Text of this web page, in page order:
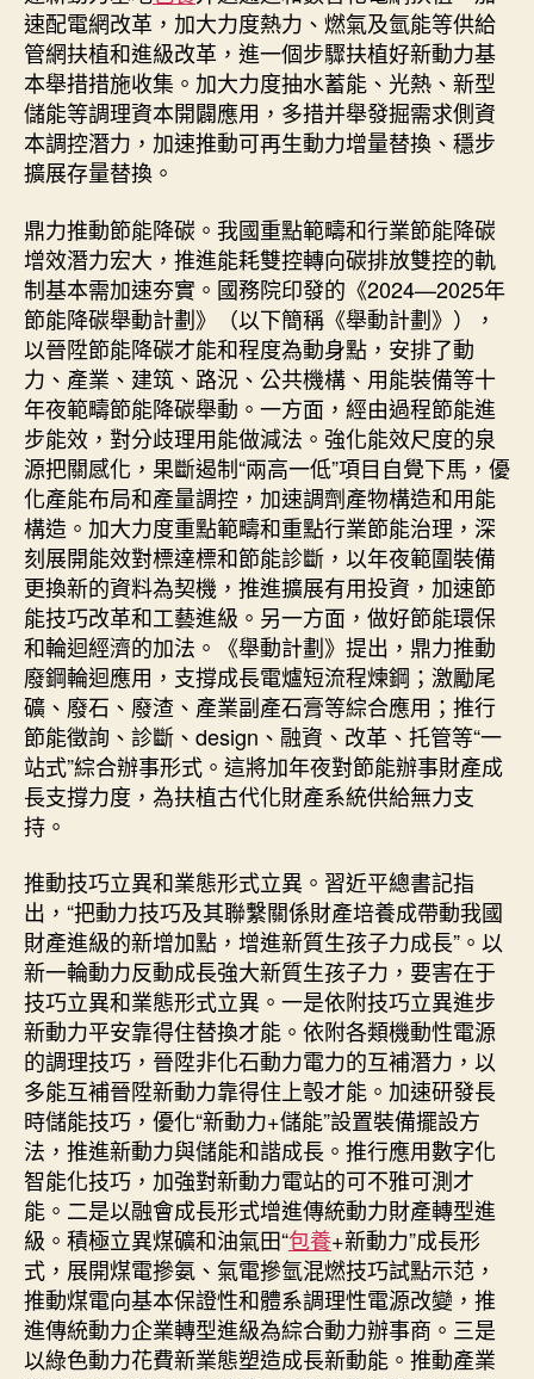
速配電網改革，加大力度熱力、燃氣及氫能等供給
管網扶植和進級改革，進一個步驟扶植好新動力基
本舉措措施收集。加大力度抽水蓄能、光熱、新型
儲能等調理資本開闢應用，多措并舉發掘需求側資
本調控潛力，加速推動可再生動力增量替換、穩步
擴展存量替換。
鼎力推動節能降碳。我國重點範疇和行業節能降碳
增效潛力宏大，推進能耗雙控轉向碳排放雙控的軌
制基本需加速夯實。國務院印發的《2024—2025年
節能降碳舉動計劃》（以下簡稱《舉動計劃》），
以晉陞節能降碳才能和程度為動身點，安排了動
力、產業、建筑、路況、公共機構、用能裝備等十
年夜範疇節能降碳舉動。一方面，經由過程節能進
步能效，對分歧理用能做減法。強化能效尺度的泉
源把關感化，果斷遏制“兩高一低”項目自覺下馬，優
化產能布局和產量調控，加速調劑產物構造和用能
構造。加大力度重點範疇和重點行業節能治理，深
刻展開能效對標達標和節能診斷，以年夜範圍裝備
更換新的資料為契機，推進擴展有用投資，加速節
能技巧改革和工藝進級。另一方面，做好節能環保
和輪迴經濟的加法。《舉動計劃》提出，鼎力推動
廢鋼輪迴應用，支撐成長電爐短流程煉鋼；激勵尾
礦、廢石、廢渣、產業副產石膏等綜合應用；推行
節能徵詢、診斷、design、融資、改革、托管等“一
站式”綜合辦事形式。這將加年夜對節能辦事財產成
長支撐力度，為扶植古代化財產系統供給無力支
持。
推動技巧立異和業態形式立異。習近平總書記指
出，“把動力技巧及其聯繫關係財產培養成帶動我國
財產進級的新增加點，增進新質生孩子力成長”。以
新一輪動力反動成長強大新質生孩子力，要害在于
技巧立異和業態形式立異。一是依附技巧立異進步
新動力平安靠得住替換才能。依附各類機動性電源
的調理技巧，晉陞非化石動力電力的互補潛力，以
多能互補晉陞新動力靠得住上彀才能。加速研發長
時儲能技巧，優化“新動力+儲能”設置裝備擺設方
法，推進新動力與儲能和諧成長。推行應用數字化
智能化技巧，加強對新動力電站的可不雅可測才
能。二是以融會成長形式增進傳統動力財產轉型進
級。積極立異煤礦和油氣田“包養+新動力”成長形
式，展開煤電摻氨、氣電摻氫混燃技巧試點示范，
推動煤電向基本保證性和體系調理性電源改變，推
進傳統動力企業轉型進級為綜合動力辦事商。三是
以綠色動力花費新業態塑造成長新動能。推動產業